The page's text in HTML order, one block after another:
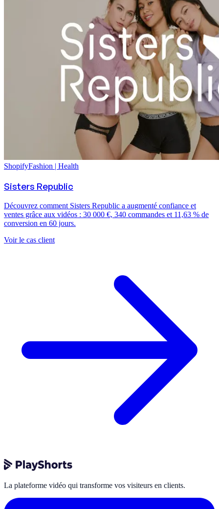
ShopifyFashion | Health
Sisters Republic
Découvrez comment Sisters Republic a augmenté confiance et
ventes grâce aux vidéos : 30 000 €, 340 commandes et 11,63 % de
conversion en 60 jours.
Voir le cas client
La plateforme vidéo qui transforme vos visiteurs en clients.